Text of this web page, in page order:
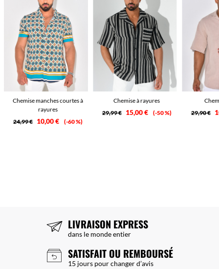
Chemise manches courtes à
rayures
24,99 €
10,00 € -60 %
Chemise à rayures
29,99 €
15,00 € -50 %
29,90 €
LIVRAISON EXPRESS
dans le monde entier
SATISFAIT OU REMBOURSÉ
15 jours pour changer d’avis